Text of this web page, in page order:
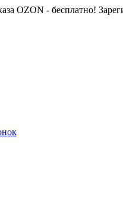
OZON - бесплатно!